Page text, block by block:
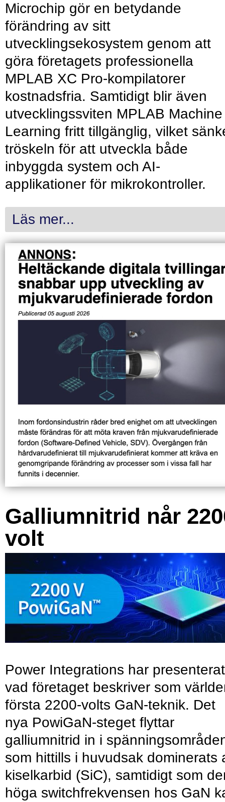
Microchip gör en betydande
förändring av sitt
utvecklingsekosystem genom att
göra företagets professionella
MPLAB XC Pro-kompilatorer
kostnadsfria. Samtidigt blir även
utvecklingssviten MPLAB Machine
Learning fritt tillgänglig, vilket
tröskeln för att utveckla både
inbyggda system och AI-
applikationer för mikrokontroller.
Läs mer...
Galliumnitrid når
volt
Power Integrations har presenterat
vad företaget beskriver som
första 2200-volts GaN-teknik. Det
nya PowiGaN-steget flyttar
galliumnitrid in i
som hittills i huvudsak dominerats
kiselkarbid (SiC), samtidigt som
höga switchfrekvensen hos GaN